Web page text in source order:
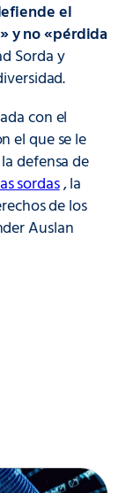
el
y no «pérdida
Sorda y
con el
el que se le
defensa de
sordas, la
de los
Auslan